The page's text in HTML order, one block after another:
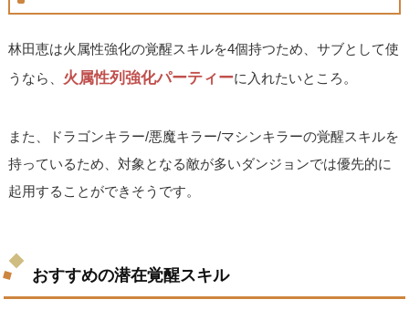
林田恵は火属性強化の覚醒スキルを4個持つため、サブとして使
うなら、 火属性列強化パーティーに入れたいところ。
また、ドラゴンキラー/悪魔キラー/マシンキラーの覚醒スキルを
持っているため、対象となる敵が多いダンジョンでは優先的に
起用することができそうです。
おすすめの潜在覚醒スキル